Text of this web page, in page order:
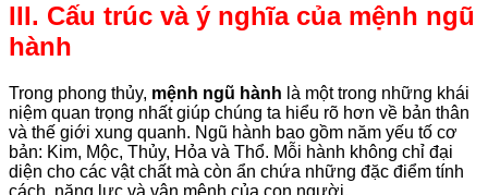
III. Cấu trúc và ý nghĩa của mệnh ngũ
hành
Trong phong thủy, mệnh ngũ hành là một trong những khái
niệm quan trọng nhất giúp chúng ta hiểu rõ hơn về bản thân
và thế giới xung quanh. Ngũ hành bao gồm năm yếu tố cơ
bản: Kim, Mộc, Thủy, Hỏa và Thổ. Mỗi hành không chỉ đại
diện cho các vật chất mà còn ẩn chứa những đặc điểm tính